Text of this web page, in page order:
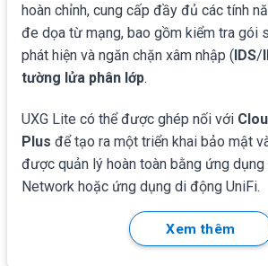
hoàn chỉnh, cung cấp đầy đủ các tính
đe dọa từ mạng, bao gồm kiểm tra gói
phát hiện và ngăn chặn xâm nhập (IDS/
tường lửa phân lớp.
UXG Lite có thể được ghép nối với
Plus để tạo ra một triển khai bảo mật
được quản lý hoàn toàn bằng ứng
Network hoặc ứng dụng di động UniFi.
Xem thêm